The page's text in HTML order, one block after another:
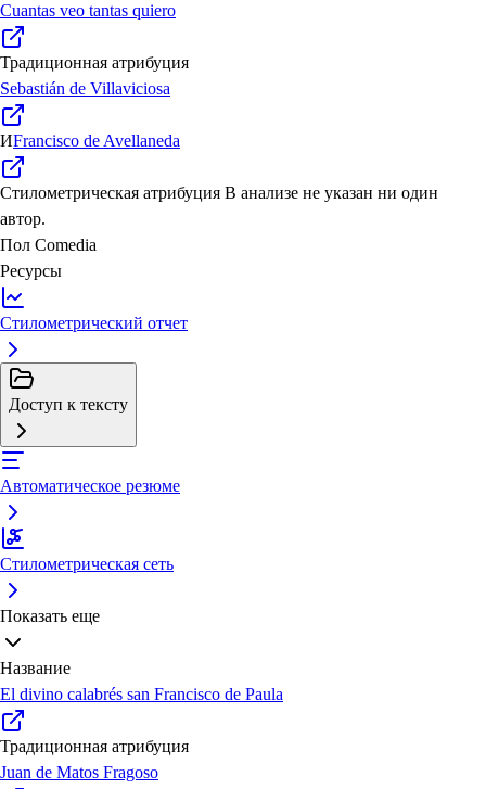
Cuantas veo tantas quiero
Традиционная атрибуция
Sebastián de Villaviciosa
ИFrancisco de Avellaneda
Стилометрическая атрибуция В анализе не указан ни один
автор.
Пол Comedia
Ресурсы
Стилометрический отчет
Доступ к тексту
Автоматическое резюме
Стилометрическая сеть
Показать еще
Название
El divino calabrés san Francisco de Paula
Традиционная атрибуция
Juan de Matos Fragoso